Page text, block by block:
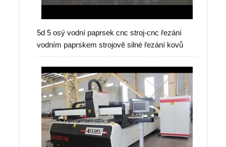
5d 5 osý vodní paprsek cnc stroj-cnc řezání
vodním paprskem strojově silné řezání kovů